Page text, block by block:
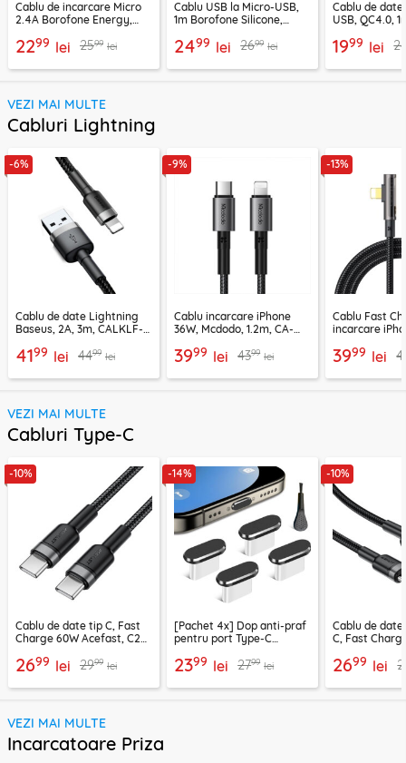
Cablu de incarcare Micro
2.4A Borofone Energy,
2299 lei 2599 lei
Cablu USB la Micro-USB,
1m Borofone Silicone,
2499 lei 2699 lei
Cablu de
USB, QC4.0,
1999 lei
VEZI MAI MULTE
Cabluri Lightning
-6%
Cablu de date Lightning
Baseus, 2A, 3m, CALKLF-
4199 lei 4499 lei
-9%
Cablu incarcare iPhone
36W, Mcdodo, 1.2m, CA-
3999 lei 4399 lei
-13%
Cablu Fast
incarcare
3999 lei
VEZI MAI MULTE
Cabluri Type-C
-10%
Cablu de date tip C, Fast
Charge 60W Acefast, C22-
2699 lei 2999 lei
-14%
[Pachet 4x] Dop anti-praf
pentru port Type-C
2399 lei 2799 lei
-10%
Cablu de date
C, Fast
2699 lei
VEZI MAI MULTE
Incarcatoare Priza